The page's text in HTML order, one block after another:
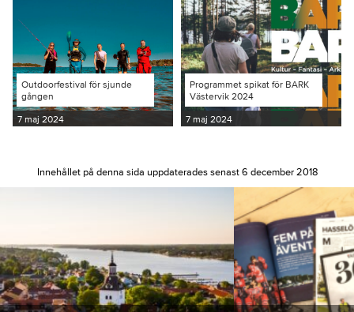
Outdoorfestival för sjunde
gången
7 maj 2024
Programmet spikat för BARK
Västervik 2024
7 maj 2024
Innehållet på denna sida uppdaterades senast 6 december 2018